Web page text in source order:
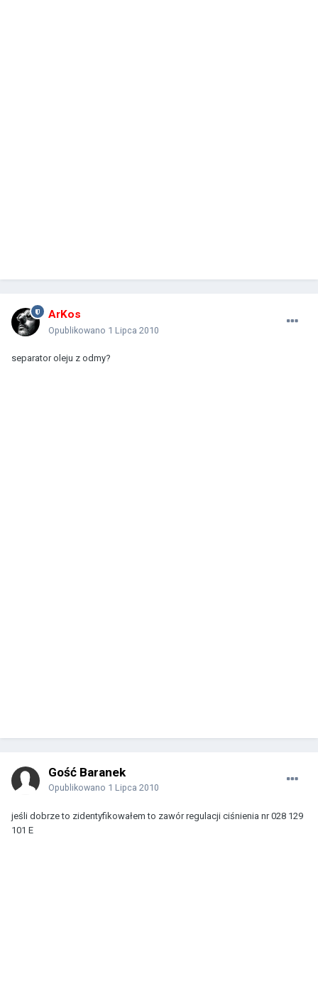
ArKos
Opublikowano 1 Lipca 2010
separator oleju z odmy?
Gość Baranek
Opublikowano 1 Lipca 2010
jeśli dobrze to zidentyfikowałem to zawór regulacji ciśnienia nr 028 129
101 E